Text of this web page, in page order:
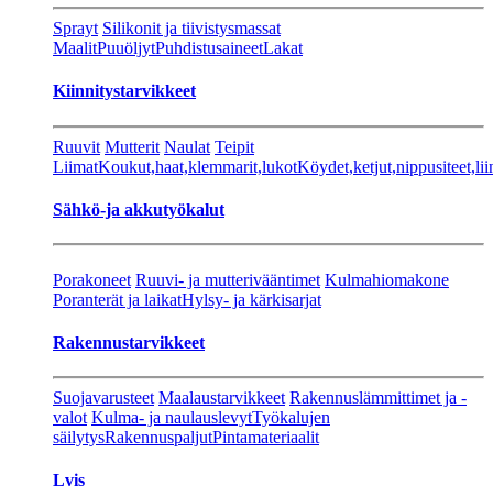
Sprayt Silikonit ja tiivistysmassat
MaalitPuuöljytPuhdistusaineetLakat
Kiinnitystarvikkeet
Ruuvit Mutterit Naulat Teipit
LiimatKoukut,haat,klemmarit,lukot
Sähkö-ja akkutyökalut
Porakoneet Ruuvi- ja mutterivääntimet Kulmahiomakone
Poranterät ja laikatHylsy- ja kärkisarjat
Rakennustarvikkeet
Suojavarusteet Maalaustarvikkeet Rakennuslämmittimet ja -
valot Kulma- ja naulauslevytTyökalujen
säilytysRakennuspaljutPintamateriaalit
Lvis